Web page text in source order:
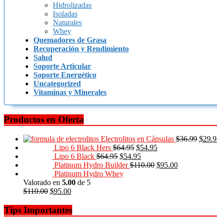
Hidrolizadas
Isoladas
Naturales
Whey
Quemadores de Grasa
Recuperación y Rendimiento
Salud
Soporte Articular
Soporte Energético
Uncategorized
Vitaminas y Minerales
Productos en Oferta
Electrolitos en Cápsulas $36.99 $
Lipo 6 Black Hers $64.95 $54.95
Lipo 6 Black $64.95 $54.95
Platinum Hydro Builder $110.00 $95.00
Platinum Hydro Whey
Valorado en 5.00 de 5
$110.00 $95.00
Tips Importantes